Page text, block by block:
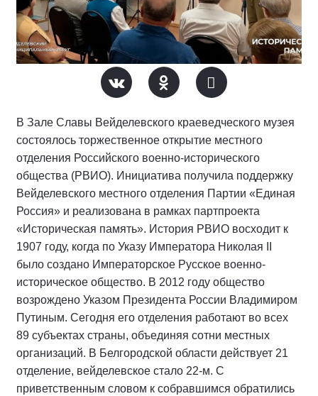
В Зале Славы Вейделевского краеведческого музея
состоялось торжественное открытие местного
отделения Российского военно-исторического
общества (РВИО). Инициатива получила поддержку
Вейделевского местного отделения Партии «Единая
Россия» и реализована в рамках партпроекта
«Историческая память». История РВИО восходит к
1907 году, когда по Указу Императора Николая II
было создано Императорское Русское военно-
историческое общество. В 2012 году общество
возрождено Указом Президента России Владимиром
Путиным. Сегодня его отделения работают во всех
89 субъектах страны, объединяя сотни местных
организаций. В Белгородской области действует 21
отделение, вейделевское стало 22-м. С
приветственным словом к собравшимся обратились